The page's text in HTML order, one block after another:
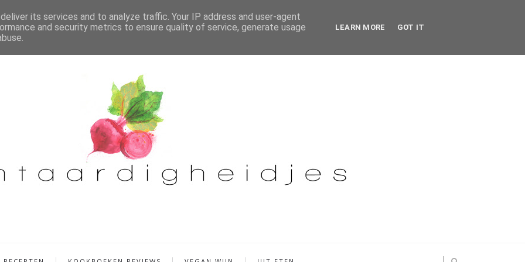
its services and to analyze traffic. Your IP address and user-agent
and security metrics to ensure quality of service, generate usage
LEARN MORE GOT IT